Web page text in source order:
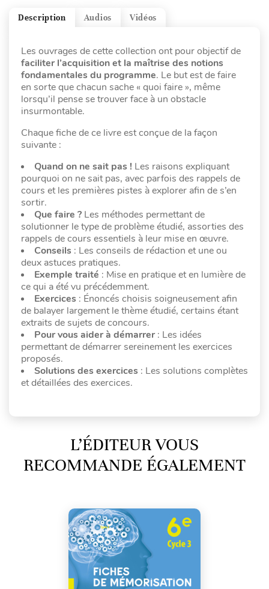
Vidéos
Audios
Description
Les ouvrages de cette collection ont pour objectif de
faciliter l’acquisition et la maîtrise des notions
fondamentales du programme. Le but est de faire
en sorte que chacun sache « quoi faire », même
lorsqu’il pense se trouver face à un obstacle
insurmontable.
Chaque fiche de ce livre est conçue de la façon
suivante :
Quand on ne sait pas ! Les raisons expliquant
pourquoi on ne sait pas, avec parfois des rappels de
cours et les premières pistes à explorer afin de s’en
sortir.
Que faire ? Les méthodes permettant de
solutionner le type de problème étudié, assorties des
rappels de cours essentiels à leur mise en œuvre.
Conseils : Les conseils de rédaction et une ou
deux astuces pratiques.
Exemple traité : Mise en pratique et en lumière de
ce qui a été vu précédemment.
Exercices : Énoncés choisis soigneusement afin
de balayer largement le thème étudié, certains étant
extraits de sujets de concours.
Pour vous aider à démarrer: Les idées
permettant de démarrer sereinement les exercices
proposés.
Solutions des exercices : Les solutions complètes
et détaillées des exercices.
L’ÉDITEUR VOUS
RECOMMANDE ÉGALEMENT